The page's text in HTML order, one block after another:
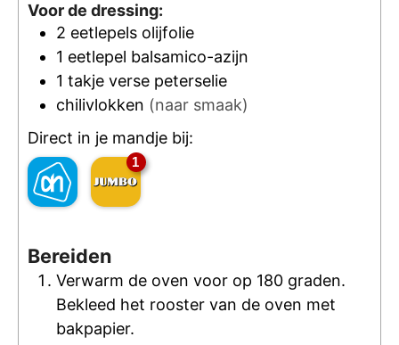
Voor de dressing:
2 eetlepels olijfolie
1 eetlepel balsamico-azijn
1 takje verse peterselie
chilivlokken (naar smaak)
Direct in je mandje bij:
1
Bereiden
Verwarm de oven voor op 180 graden.
Bekleed het rooster van de oven met
bakpapier.